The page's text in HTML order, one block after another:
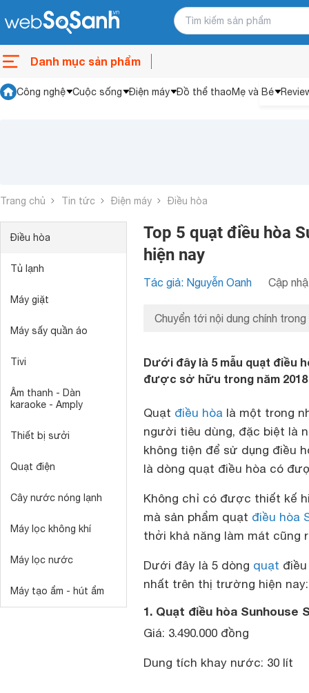
Danh mục sản phẩm
Công nghệ Cuộc sống Điện máy Đồ thể thaoMẹ và Bé
Trang chủ Tin tức Điện máy Điều hòa
Điều hòa
Tủ lạnh
Máy giặt
Máy sấy quần áo
Tivi
Âm thanh - Dàn
karaoke - Amply
Thiết bị sưởi
Quạt điện
Cây nước nóng lạnh
Máy lọc không khí
Máy lọc nước
Máy tạo ẩm - hút ẩm
Top 5 quạt điều hòa
hiện nay
Tác giả: Nguyễn Oanh Cập
Chuyển tới nội dung chính trong
Dưới đây là 5 mẫu quạt điều
được sở hữu trong năm 2018
Quạt điều hòa là một trong
người tiêu dùng, đặc biệt là
không tiện để sử dụng điều
là dòng quạt điều hòa có
Không chỉ có được thiết kế
mà sản phẩm quạt điều hòa
thởi khả năng làm mát cũng
Dưới đây là 5 dòng quạt
nhất trên thị trường hiện nay:
1. Quạt điều hòa Sunhouse
Giá: 3.490.000 đồng
Dung tích khay nước: 30 lít